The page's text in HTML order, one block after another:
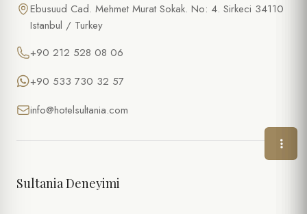
E-POSTA *
TARIH
Ebusuud Cad. Mehmet Murat Sokak. No: 4. Sirkeci 34110
Istanbul / Turkey
+90 212 528 08 06
+90 533 730 32 57
info@hotelsultania.com
Sultania Deneyimi